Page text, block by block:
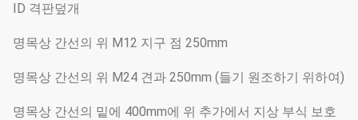
ID 격판덮개
명목상 간선의 위 M12 지구 점 250mm
명목상 간선의 위 M24 견과 250mm (들기 원조하기 위하여)
명목상 간선의 밑에 400mm에 위 추가에서 지상 부식 보호